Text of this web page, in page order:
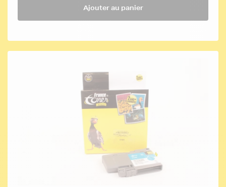
Ajouter au panier